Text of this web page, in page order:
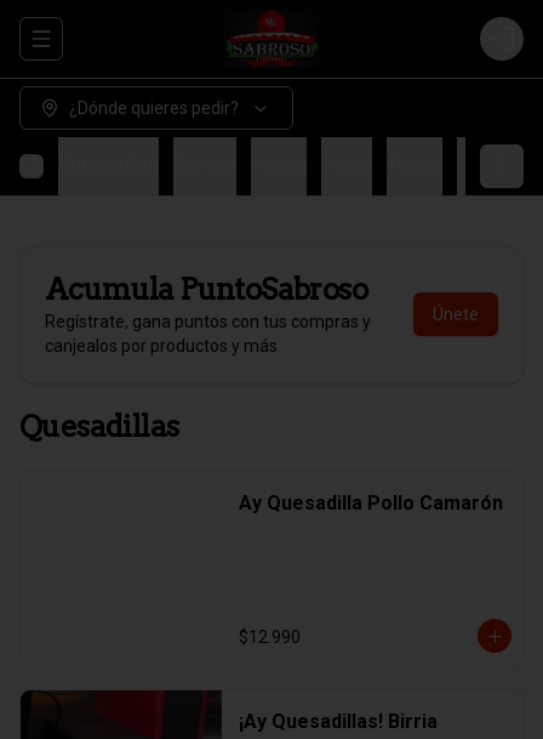
Abrir menu de navegación Login
¿Dónde quieres pedir?
Acumula PuntoSabroso
Regístrate, gana puntos con tus compras y
canjealos por productos y más
Únete
Quesadillas
Ay Quesadilla Pollo Camarón
$12.990
¡Ay Quesadillas! Birria